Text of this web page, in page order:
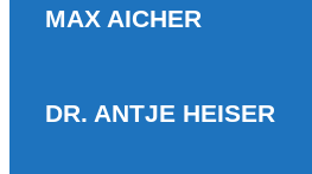
MAX AICHER
DR. ANTJE HEISER